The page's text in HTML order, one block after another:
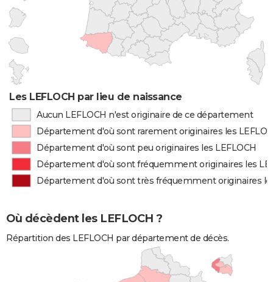
Les LEFLOCH par lieu de naissance
Aucun LEFLOCH n'est originaire de ce département
Département d'où sont rarement originaires les
Département d'où sont peu originaires les LEFLOCH
Département d'où sont fréquemment originaires les
Département d'où sont très fréquemment originaires
Où décèdent les LEFLOCH ?
Répartition des LEFLOCH par département de décès.